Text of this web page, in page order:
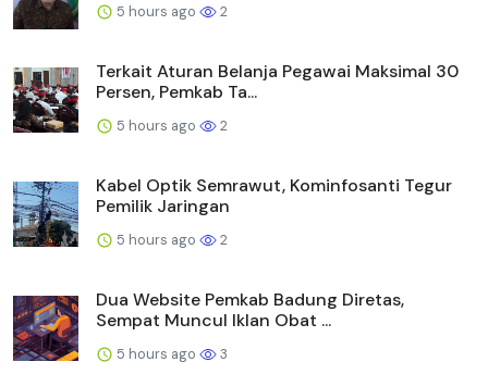
5 hours ago 2
Terkait Aturan Belanja Pegawai Maksimal 30
Persen, Pemkab Ta...
5 hours ago 2
Kabel Optik Semrawut, Kominfosanti Tegur
Pemilik Jaringan
5 hours ago 2
Dua Website Pemkab Badung Diretas,
Sempat Muncul Iklan Obat ...
5 hours ago 3